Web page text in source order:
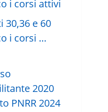
30,36 e 60
i corsi …